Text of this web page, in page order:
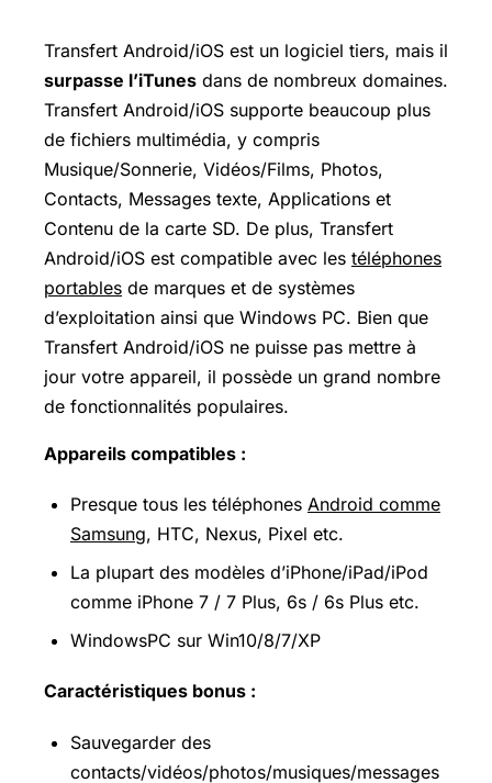
Transfert Android/iOS est un logiciel tiers, mais il
surpasse l’iTunes dans de nombreux domaines.
Transfert Android/iOS supporte beaucoup plus
de fichiers multimédia, y compris
Musique/Sonnerie, Vidéos/Films, Photos,
Contacts, Messages texte, Applications et
Contenu de la carte SD. De plus, Transfert
Android/iOS est compatible avec les téléphones
portables de marques et de systèmes
d’exploitation ainsi que Windows PC. Bien que
Transfert Android/iOS ne puisse pas mettre à
jour votre appareil, il possède un grand nombre
de fonctionnalités populaires.
Appareils compatibles :
Presque tous les téléphones Android comme
Samsung, HTC, Nexus, Pixel etc.
La plupart des modèles d’iPhone/iPad/iPod
comme iPhone 7 / 7 Plus, 6s / 6s Plus etc.
WindowsPC sur Win10/8/7/XP
Caractéristiques bonus :
Sauvegarder des
contacts/vidéos/photos/musiques/messages